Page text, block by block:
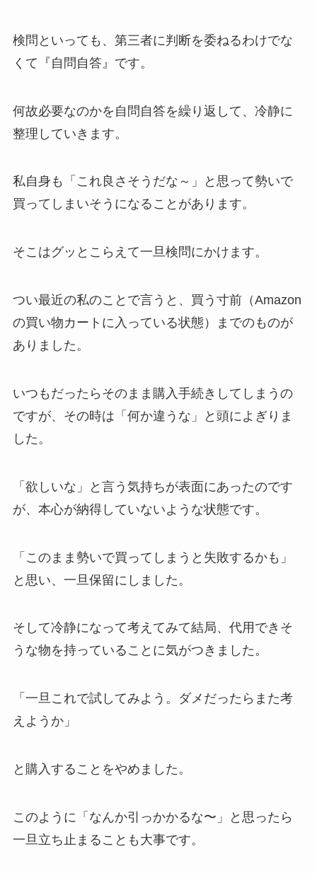
検問といっても、第三者に判断を委ねるわけでな
くて『自問自答』です。
何故必要なのかを自問自答を繰り返して、冷静に
整理していきます。
私自身も「これ良さそうだな～」と思って勢いで
買ってしまいそうになることがあります。
そこはグッとこらえて一旦検問にかけます。
つい最近の私のことで言うと、買う寸前（Amazon
の買い物カートに入っている状態）までのものが
ありました。
いつもだったらそのまま購入手続きしてしまうの
ですが、その時は「何か違うな」と頭によぎりま
した。
「欲しいな」と言う気持ちが表面にあったのです
が、本心が納得していないような状態です。
「このまま勢いで買ってしまうと失敗するかも」
と思い、一旦保留にしました。
そして冷静になって考えてみて結局、代用できそ
うな物を持っていることに気がつきました。
「一旦これで試してみよう。ダメだったらまた考
えようか」
と購入することをやめました。
このように「なんか引っかかるな〜」と思ったら
一旦立ち止まることも大事です。